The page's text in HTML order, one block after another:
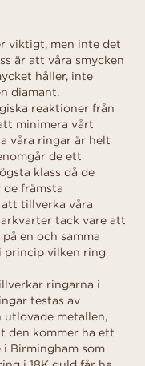
viktigt, men inte det
är att våra smycken
håller, inte
diamant.
reaktioner från
minimera vårt
våra ringar är helt
de ett
klass då de
de främsta
tillverka våra
tack vare att
en och samma
princip vilken ring
ringarna i
testas av
utlovade metallen,
den kommer ha ett
Birmingham som